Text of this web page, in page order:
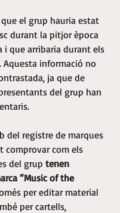
el grup hauria estat
durant la pitjor època
i que arribaria durant els
Aquesta informació no
ja que de
del grup han
del registre de marques
comprovar com els
del grup tenen
“Music of the
per editar material
per cartells,